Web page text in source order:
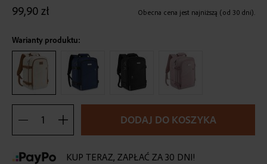
images
gallery
Obecna cena jest najniższą (od 30 dni).
99,90 zł
Warianty produktu:
DODAJ DO KOSZYKA
KUP TERAZ, ZAPŁAĆ ZA 30 DNI!